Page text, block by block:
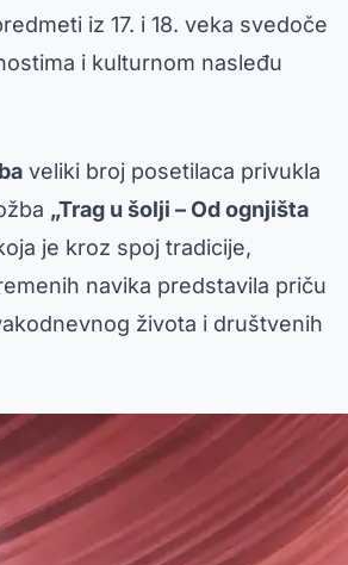
iz 17. i 18. veka svedoče
i kulturnom nasleđu
veliki broj posetilaca privukla
„Trag u šolji – Od ognjišta
je kroz spoj tradicije,
navika predstavila priču
života i društvenih